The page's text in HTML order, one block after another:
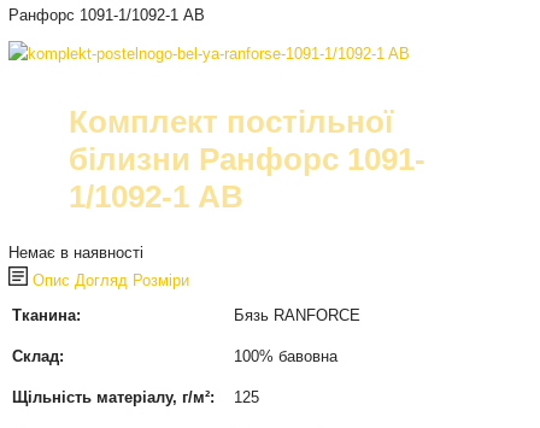
Ранфорс 1091-1/1092-1 AB
Комплект постільної
білизни Ранфорс 1091-
1/1092-1 AB
Немає в наявності
Опис Догляд Розміри
Тканина:
Бязь RANFORCE
Склад: 100% бавовна
Щільність матеріалу, г/м²: 125